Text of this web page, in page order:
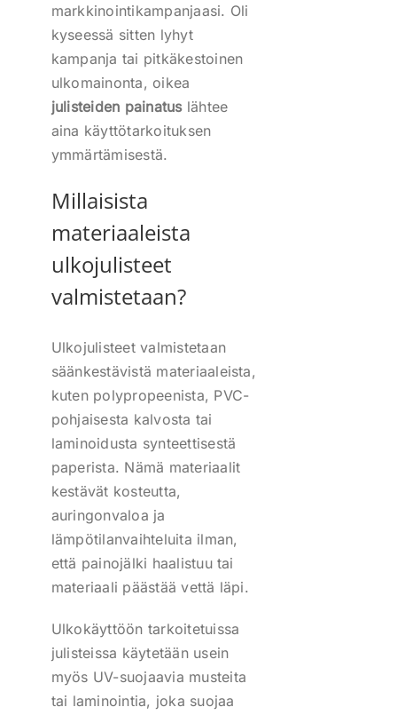
markkinointikampanjaasi. Oli
kyseessä sitten lyhyt
kampanja tai pitkäkestoinen
ulkomainonta, oikea
julisteiden painatuslähtee
aina käyttötarkoituksen
ymmärtämisestä.
Millaisista
materiaaleista
ulkojulisteet
valmistetaan?
Ulkojulisteet valmistetaan
säänkestävistä materiaaleista,
kuten polypropeenista, PVC-
pohjaisesta kalvosta tai
laminoidusta synteettisestä
paperista. Nämä materiaalit
kestävät kosteutta,
auringonvaloa ja
lämpötilanvaihteluita ilman,
että painojälki haalistuu tai
materiaali päästää vettä läpi.
Ulkokäyttöön tarkoitetuissa
julisteissa käytetään usein
myös UV-suojaavia musteita
tai laminointia, joka suojaa